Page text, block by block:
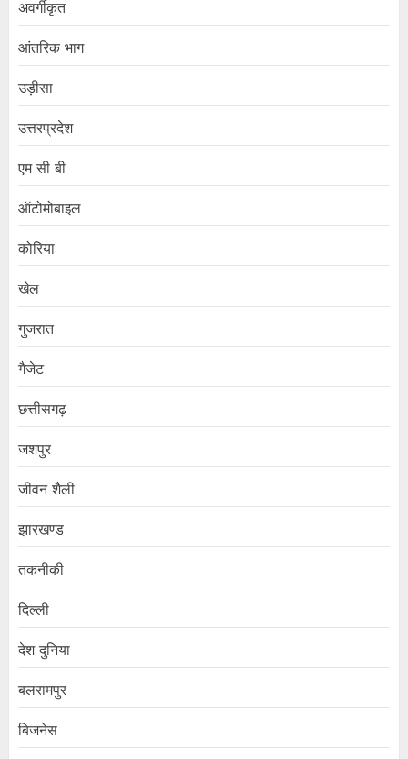
अवर्गीकृत
आंतरिक भाग
उड़ीसा
उत्तरप्रदेश
एम सी बी
ऑटोमोबाइल
कोरिया
खेल
गुजरात
गैजेट
छत्तीसगढ़
जशपुर
जीवन शैली
झारखण्ड
तकनीकी
दिल्ली
देश दुनिया
बलरामपुर
बिजनेस